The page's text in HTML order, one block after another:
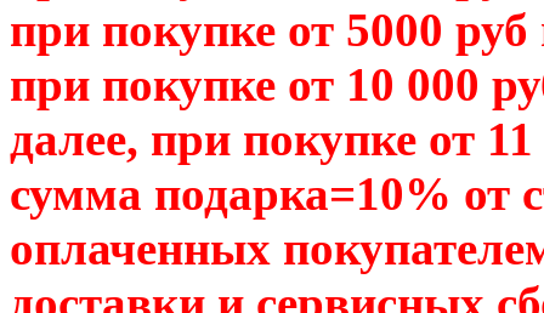
при покупке от 5000
при покупке от 10 000
далее, при покупке от
сумма подарка=10% от
оплаченных